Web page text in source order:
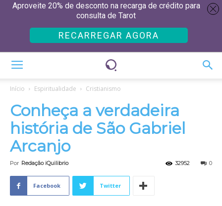
Início Espiritualidade Cristianismo
Conheça a verdadeira
história de São Gabriel
Arcanjo
Por Redação iQuilibrio 0
32952
Facebook Twitter
Aproveite 20% de desconto na recarga de crédito para
consulta de Tarot
RECARREGAR AGORA